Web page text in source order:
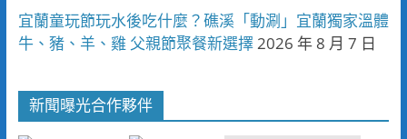
宜蘭童玩節玩水後吃什麼？礁溪「動涮」宜蘭獨家溫體
牛、豬、羊、雞 父親節聚餐新選擇 2026 年 8 月 7 日
新聞曝光合作夥伴